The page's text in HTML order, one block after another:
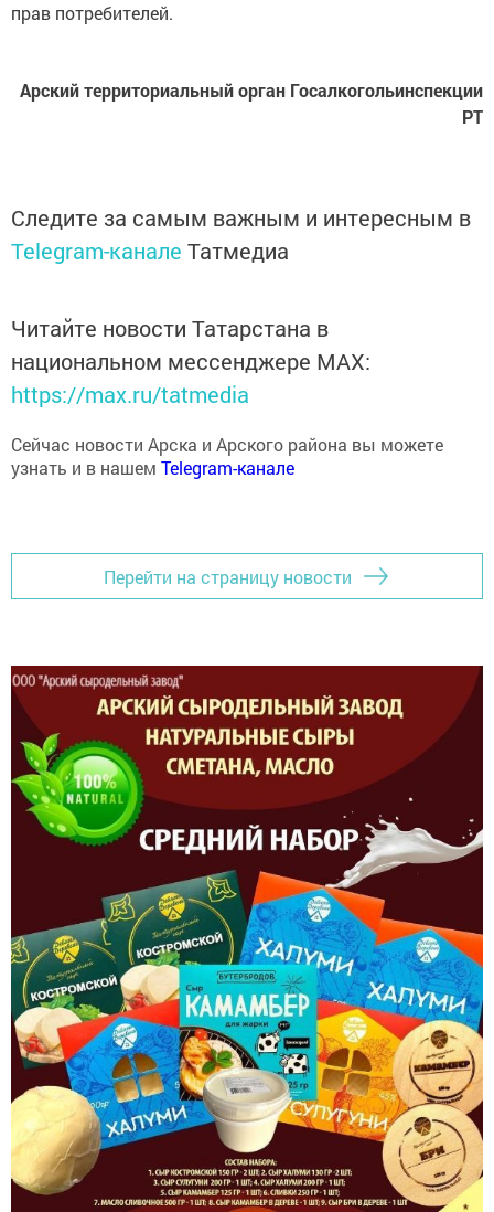
прав потребителей.
Арский территориальный орган Госалкогольинспекции
РТ
Следите за самым важным и интересным в
Telegram-канале Татмедиа
Читайте новости Татарстана в
национальном мессенджере MАХ:
https://max.ru/tatmedia
Сейчас новости Арска и Арского района вы можете
узнать и в нашем Telegram-канале
Перейти на страницу новости